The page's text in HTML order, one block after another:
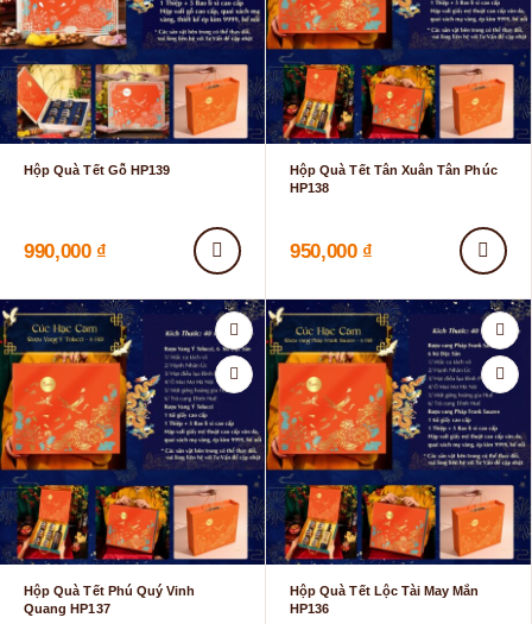
Hộp Quà Tết Gỗ HP139
990,000 ₫
Hộp Quà Tết Tân Xuân Tân Phúc
HP138
950,000 ₫
Hộp Quà Tết Phú Quý Vinh
Quang HP137
Hộp Quà Tết Lộc Tài May Mắn
HP136